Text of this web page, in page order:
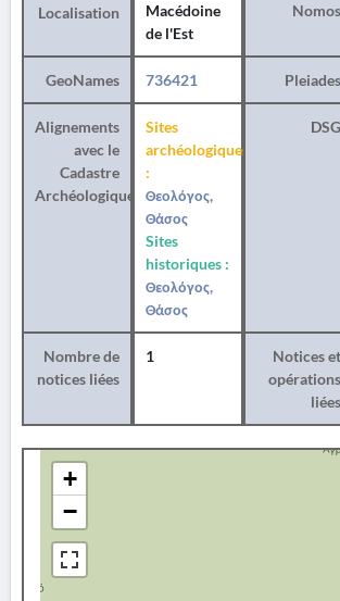
Localisation
Macédoine
de l'Est
Nomos
GeoNames 736421 Pleiades
Alignements
avec le
Cadastre
Archéologique
Sites
archéologiques
:
Θεολόγος,
Θάσος
Sites
historiques :
Θεολόγος,
Θάσος
DSG
Nombre de
notices liées
1
Notices et
opérations
liées
+
−